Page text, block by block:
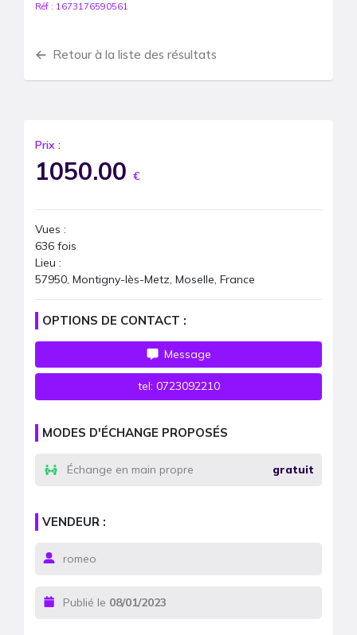
Réf : 1673176590561
Retour à la liste des résultats
Prix :
1050.00 €
Vues :
636 fois
Lieu :
57950, Montigny-lès-Metz, Moselle, France
OPTIONS DE CONTACT :
Message
tel: 0723092210
MODES D'ÉCHANGE PROPOSÉS
Échange en main propre gratuit
VENDEUR :
romeo
Publié le 08/01/2023